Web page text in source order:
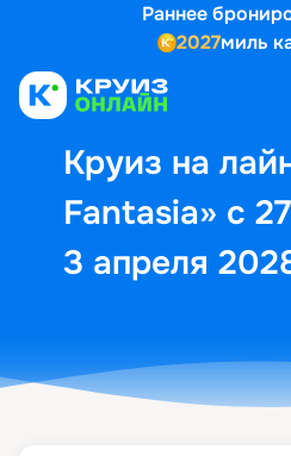
Раннее
2027миль
Круиз на
Fantasia» с
3 апреля
Выбор